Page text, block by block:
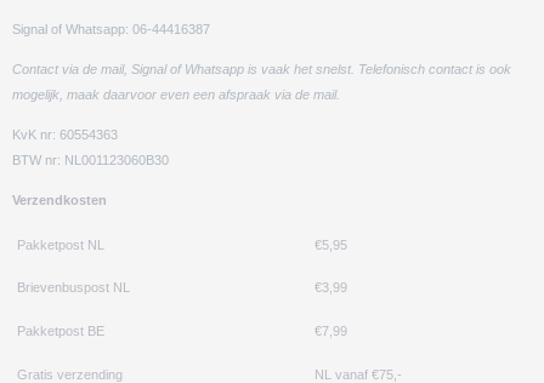
Signal of Whatsapp: 06-44416387
Contact via de mail, Signal of Whatsapp is vaak het snelst. Telefonisch contact is ook
mogelijk, maak daarvoor even een afspraak via de mail.
KvK nr: 60554363
BTW nr: NL001123060B30
Verzendkosten
Pakketpost NL €5,95
Brievenbuspost NL €3,99
Pakketpost BE €7,99
Gratis verzending
NL vanaf €75,-